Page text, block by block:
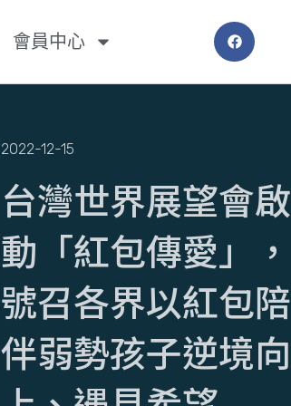
會員中心
2022-12-15
台灣世界展望會啟
動「紅包傳愛」，
號召各界以紅包陪
伴弱勢孩子逆境向